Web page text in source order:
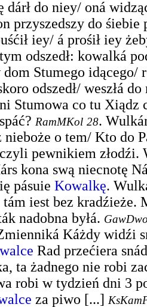
dárł do niey/ oná
przyszedszy do śiebie
iey/ á prośił iey
odszedł: kowalká
Stumego idącego/
odszedł/ weszłá
Stumowa co tu Xiądz
RamMKol 28.
nieboże o tem/ Kto do
pewnikiem złodźi.
kona swą niecnotę
pásuie Kowalkę.
tám iest bez kradźieże.
nadobna byłá.
Káżdy widźi
Rad przećiera
ta żadnego nie robi
robi w tydzień dni 3
za piwo [...]